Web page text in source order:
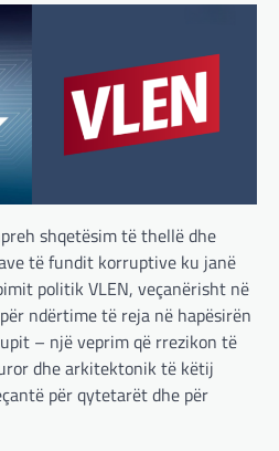
shqetësim të thellë dhe
të fundit korruptive ku janë
politik VLEN, veçanërisht në
ndërtime të reja në hapësirën
– një veprim që rrezikon të
dhe arkitektonik të këtij
për qytetarët dhe për